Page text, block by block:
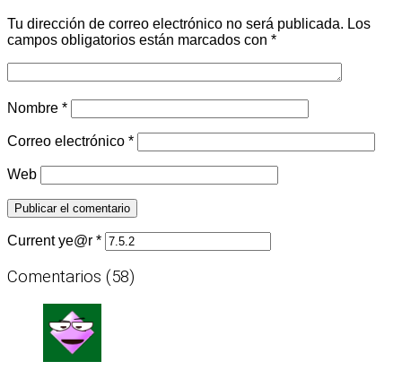
Tu dirección de correo electrónico no será publicada. Los
campos obligatorios están marcados con *
Nombre *
Correo electrónico *
Web
Current ye@r *
Comentarios (58)